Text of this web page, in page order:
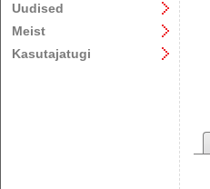
Uudised
Meist
Kasutajatugi